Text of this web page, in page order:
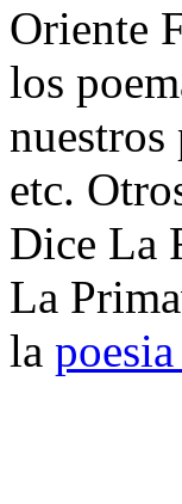
Oriente
los
nuestros
etc.
Dice La
La
la